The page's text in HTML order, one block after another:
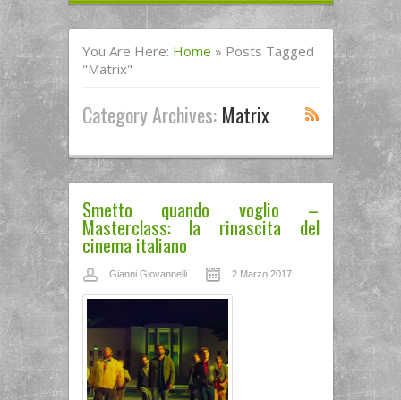
You Are Here: Home » Posts Tagged
"matrix"
Category Archives: Matrix
Smetto quando voglio –
Masterclass: la rinascita del
cinema italiano
Gianni Giovannelli 2 Marzo 2017